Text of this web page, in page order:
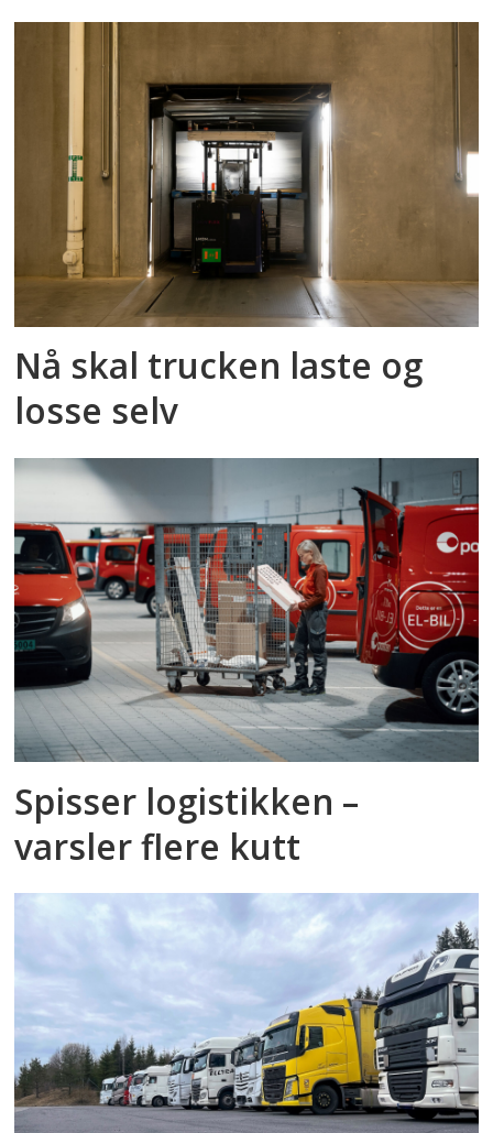
Nå skal trucken laste og
losse selv
Spisser logistikken –
varsler flere kutt